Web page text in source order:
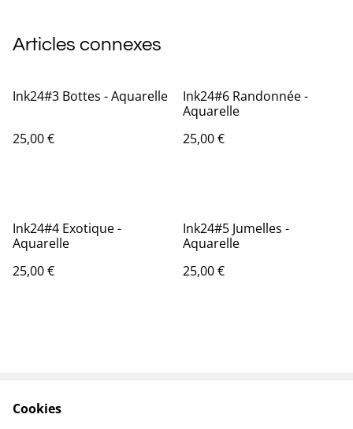
Articles connexes
Ink24#3 Bottes - Aquarelle
25,00 €
Ink24#6 Randonnée -
Aquarelle
25,00 €
Ink24#4 Exotique -
Aquarelle
25,00 €
Ink24#5 Jumelles -
Aquarelle
25,00 €
Cookies